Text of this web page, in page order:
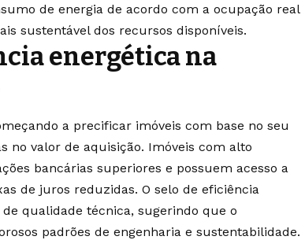
de energia de acordo com a ocupação real
sustentável dos recursos disponíveis.
energética na
a precificar imóveis com base no seu
no valor de aquisição. Imóveis com alto
bancárias superiores e possuem acesso a
de juros reduzidas. O selo de eficiência
qualidade técnica, sugerindo que o
padrões de engenharia e sustentabilidade.